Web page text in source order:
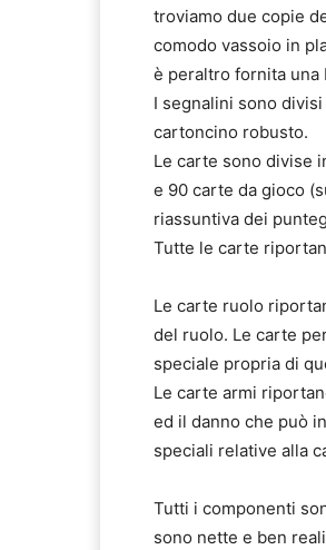
troviamo due copie
comodo vassoio in
è peraltro fornita una
I segnalini sono
cartoncino robusto.
Le carte sono divise
e 90 carte da gioco
riassuntiva dei
Tutte le carte
Le carte ruolo
del ruolo. Le carte
speciale propria di
Le carte armi
ed il danno che può
speciali relative alla
Tutti i componenti
sono nette e ben